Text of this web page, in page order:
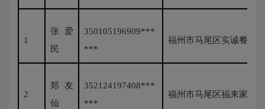
1
张爱
民
350105196909***
***
福州市马尾区实诚餐饮
2
郑友
仙
352124197408***
***
福州市马尾区福来家禽